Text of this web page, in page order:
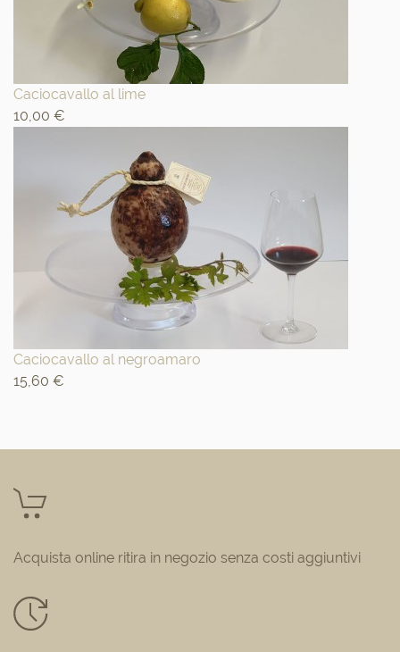
Caciocavallo al lime
10,00 €
Caciocavallo al negroamaro
15,60 €
Acquista online ritira in negozio senza costi aggiuntivi